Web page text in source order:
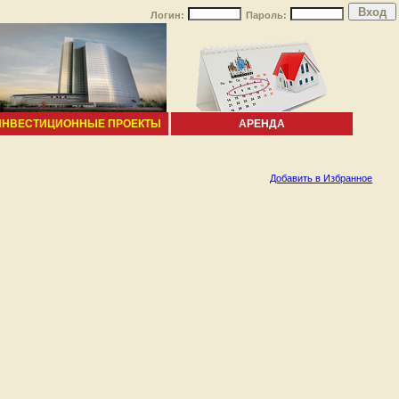
Логин: Пароль:
ПРОЕКТЫ АРЕНДА
Добавить в Избранное